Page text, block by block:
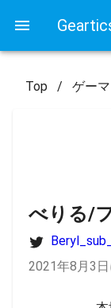
Top / ゲー
べりる/
2021年8月3